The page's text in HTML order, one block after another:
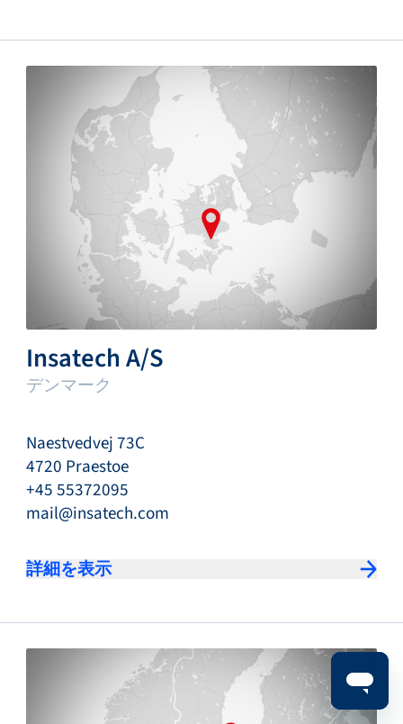
Insatech A/S
デンマーク
Naestvedvej 73C
4720 Praestoe
+45 55372095
mail@insatech.com
詳細を表示